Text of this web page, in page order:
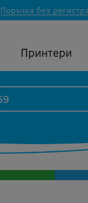
Поръчка без
Принтери